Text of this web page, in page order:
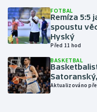
Lezení
Lyže a snowboard
Motorsport
FOTBAL
Remíza 5:5
spoustu
Hyský
Před 11 hod
BASKETBAL
Aktualizováno